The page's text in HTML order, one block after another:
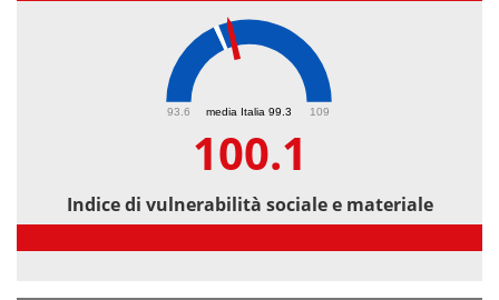
media Italia 99.3
93.6 109
100.1
Indice di vulnerabilità sociale e materiale